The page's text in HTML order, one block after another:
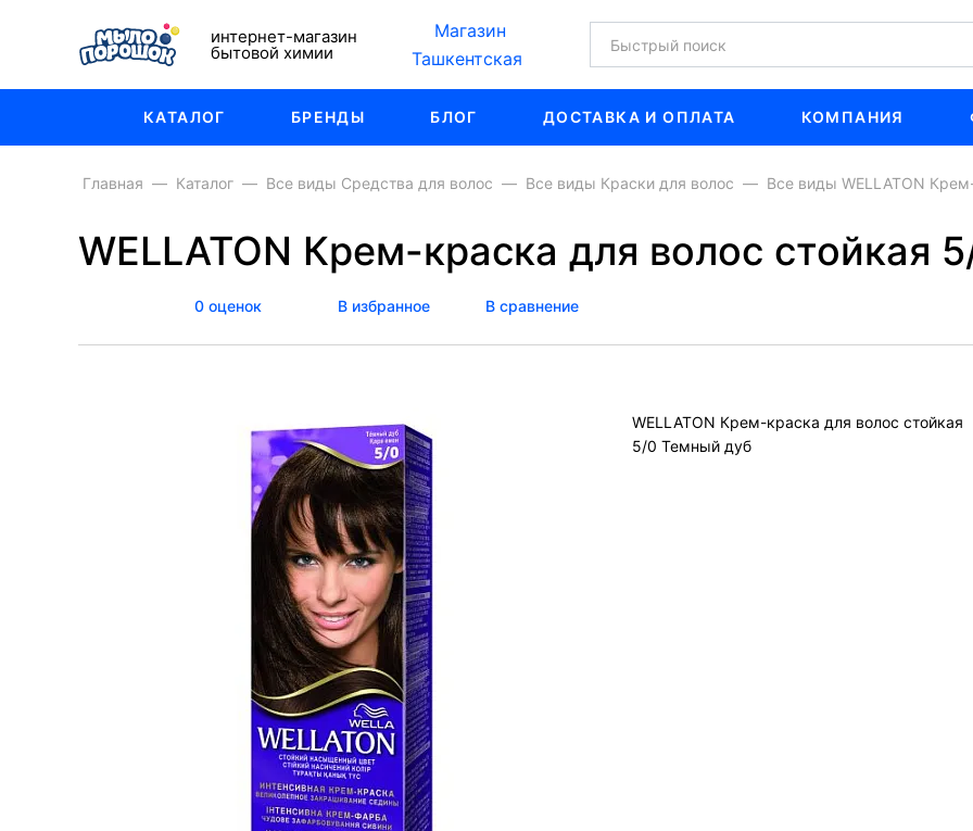
интернет-магазин
бытовой химии
Магазин
Ташкентская
КАТАЛОГ БРЕНДЫ БЛОГ ДОСТАВКА И ОПЛАТА КОМПАНИЯ
Главная Каталог Все виды Средства для волос Все виды Краски для волос Все виды WELLATON
WELLATON Крем-краска для волос стойкая
0 оценок В избранное В сравнение
WELLATON Крем-краска для волос стойкая
5/0 Темный дуб